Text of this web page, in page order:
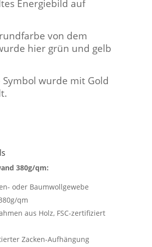
Energiebild auf
von dem
hier grün und gelb
Symbol wurde mit Gold
380g/qm:
oder Baumwollgewebe
qm
aus Holz, FSC-zertifiziert
Zacken-Aufhängung